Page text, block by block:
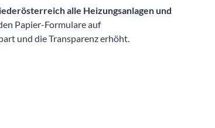
alle Heizungsanlagen und
Papier-Formulare auf
und die Transparenz erhöht.